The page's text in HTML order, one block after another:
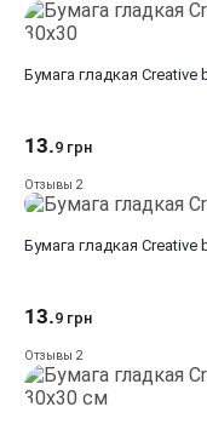
Бумага гладкая
13.9 грн
Отзывы 2
Бумага гладкая Creative
13.9 грн
Отзывы 2